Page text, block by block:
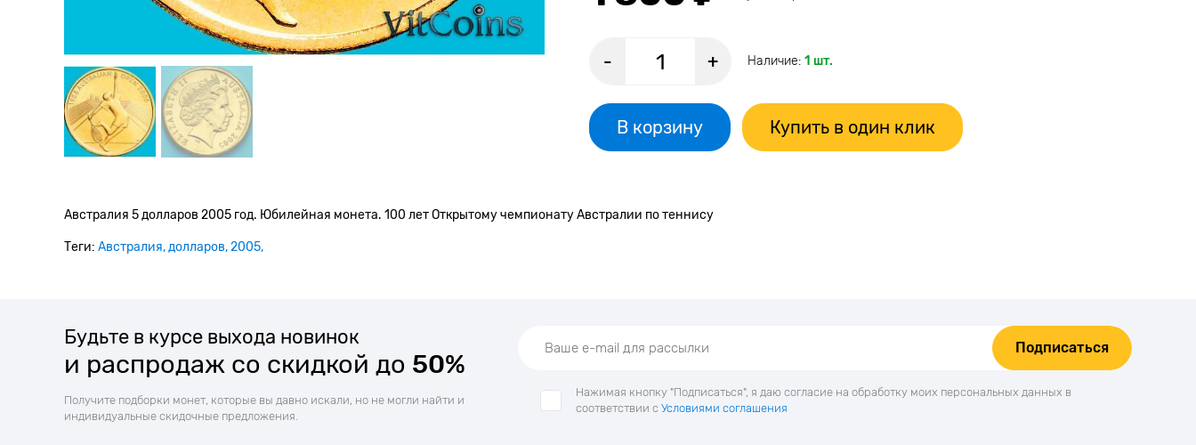
- + Наличие: 1 шт.
В корзину Купить в один клик
Австралия 5 долларов 2005 год. Юбилейная монета. 100 лет Открытому чемпионату Австралии по теннису
Теги: Австралия долларов 2005
Будьте в курсе выхода новинок
и распродаж со скидкой до 50%
Получите подборки монет, которые вы давно искали, но не могли найти и
индивидуальные скидочные предложения.
Подписаться
Нажимая кнопку "Подписаться", я даю согласие на обработку моих персональных данных в
соответствии с Условиями соглашения